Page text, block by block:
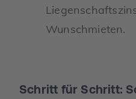
Wunschmieten.
Schritt für Schritt: